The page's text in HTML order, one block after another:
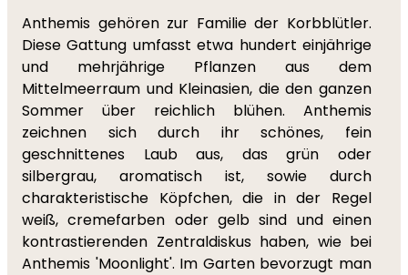
Anthemis gehören zur Familie der Korbblütler.
Diese Gattung umfasst etwa hundert einjährige
und mehrjährige Pflanzen aus dem
Mittelmeerraum und Kleinasien, die den ganzen
Sommer über reichlich blühen. Anthemis
zeichnen sich durch ihr schönes, fein
geschnittenes Laub aus, das grün oder
silbergrau, aromatisch ist, sowie durch
charakteristische Köpfchen, die in der Regel
weiß, cremefarben oder gelb sind und einen
kontrastierenden Zentraldiskus haben, wie bei
Anthemis 'Moonlight'. Im Garten bevorzugt man